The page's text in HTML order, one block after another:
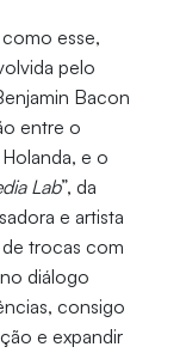
esse,
pelo
Bacon
entre o
Holanda, e o
Lab”, da
e artista
trocas com
diálogo
consigo
e expandir